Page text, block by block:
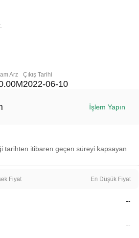
Arz Çıkış Tarihi
2022-06-10
İşlem Yapın
tarihten itibaren geçen süreyi kapsayan
Fiyat En Düşük Fiyat
--
--